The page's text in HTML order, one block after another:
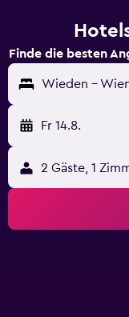
Finde die besten
Wieden -
Fr 14.8.
2 Gäste, 1